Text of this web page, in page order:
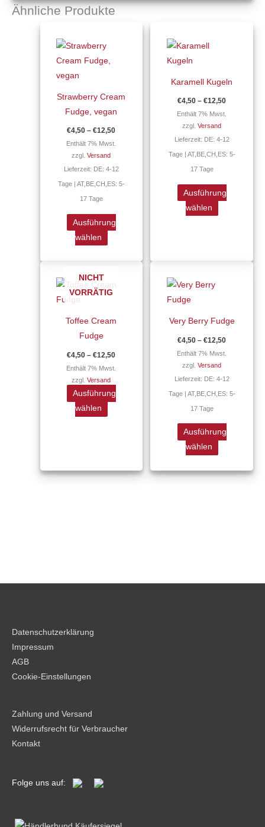
Ähnliche Produkte
Strawberry Cream
Fudge, vegan
€4,50 –€12,50
Preisspanne:
Enthält 7% Mwst.
zzgl.Versand
Lieferzeit: DE: 4-12
Tage | AT,BE,CH,ES: 5-
17 Tage
Ausführung
wählen
weist
Optionen
können
werden
Karamell Kugeln
€4,50 –€12,50
Enthält 7% Mwst.
zzgl.Versand
Lieferzeit: DE: 4-12
Tage | AT,BE,CH,ES: 5-
17 Tage
Ausführung
wählen
Varianten
auf.
Die
Produktseite
NICHT
VORRÄTIG
Toffee Cream
Fudge
€4,50 –€12,50
Preisspanne:
Enthält 7% Mwst.
zzgl.Versand
Ausführung
wählen
Produkt
weist
Die
Optionen
können
auf
der
Very Berry Fudge
€4,50 –€12,50
Enthält 7% Mwst.
zzgl.Versand
Lieferzeit: DE: 4-12
Tage | AT,BE,CH,ES: 5-
17 Tage
Ausführung
wählen
Varianten
auf.
Die
Produktseite
Datenschutzerklärung
Impressum
AGB
Cookie-Einstellungen
Zahlung und Versand
Widerrufsrecht für Verbraucher
Kontakt
Folge uns auf: